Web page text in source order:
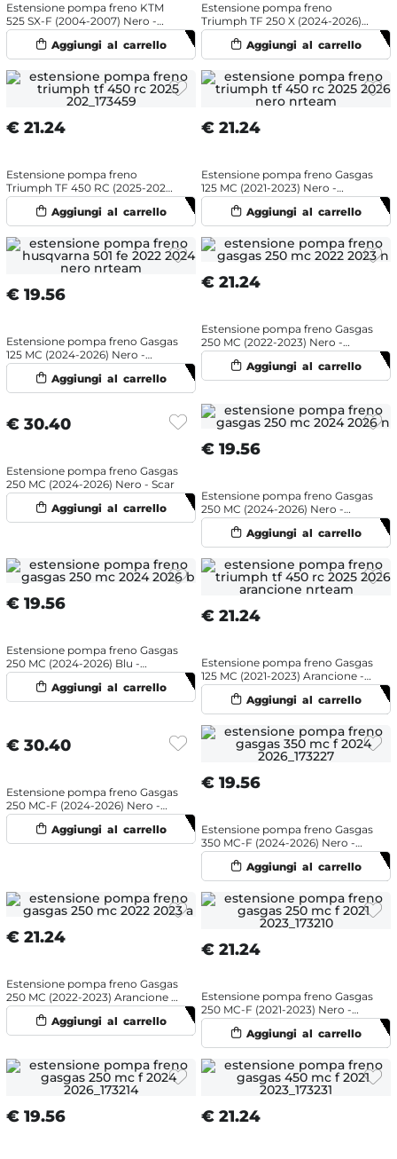
Estensione pompa freno KTM
525 SX-F (2004-2007) Nero -
NRTeam
Estensione pompa freno
Triumph TF 250 X (2024-2026)
Arancione - NRTeam
€ 21.24
Estensione pompa freno
Triumph TF 450 RC (2025-2026)
Nero - NRTeam
€ 21.24
Estensione pompa freno Gasgas
125 MC (2021-2023) Nero -
NRTeam
€ 19.56
Estensione pompa freno Gasgas
125 MC (2024-2026) Nero -
NRTeam
€ 21.24
Estensione pompa freno Gasgas
250 MC (2022-2023) Nero -
NRTeam
€ 30.40
Estensione pompa freno Gasgas
250 MC (2024-2026) Nero - Scar
€ 19.56
Estensione pompa freno Gasgas
250 MC (2024-2026) Nero -
NRTeam
€ 19.56
Estensione pompa freno Gasgas
250 MC (2024-2026) Blu -
NRTeam
€ 21.24
Estensione pompa freno Gasgas
125 MC (2021-2023) Arancione -
NRTeam
€ 30.40
Estensione pompa freno Gasgas
250 MC-F (2024-2026) Nero -
Scar
€ 19.56
Estensione pompa freno Gasgas
350 MC-F (2024-2026) Nero -
NRTeam
€ 21.24
Estensione pompa freno Gasgas
250 MC (2022-2023) Arancione -
NRTeam
€ 21.24
Estensione pompa freno Gasgas
250 MC-F (2021-2023) Nero -
NRTeam
€ 19.56 € 21.24